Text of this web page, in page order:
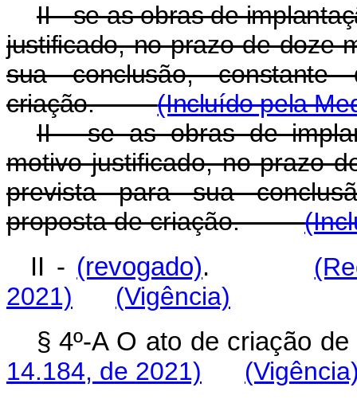
II - se as obras de
justificado, no prazo de doze
sua conclusão,
criação.(Incluído pela
II - se as obras de
motivo justificado, no prazo
prevista para sua
proposta de criação.
II - (revogado).
2021)
(Vigência)
§ 4º-A O ato de criação
14.184, de 2021)